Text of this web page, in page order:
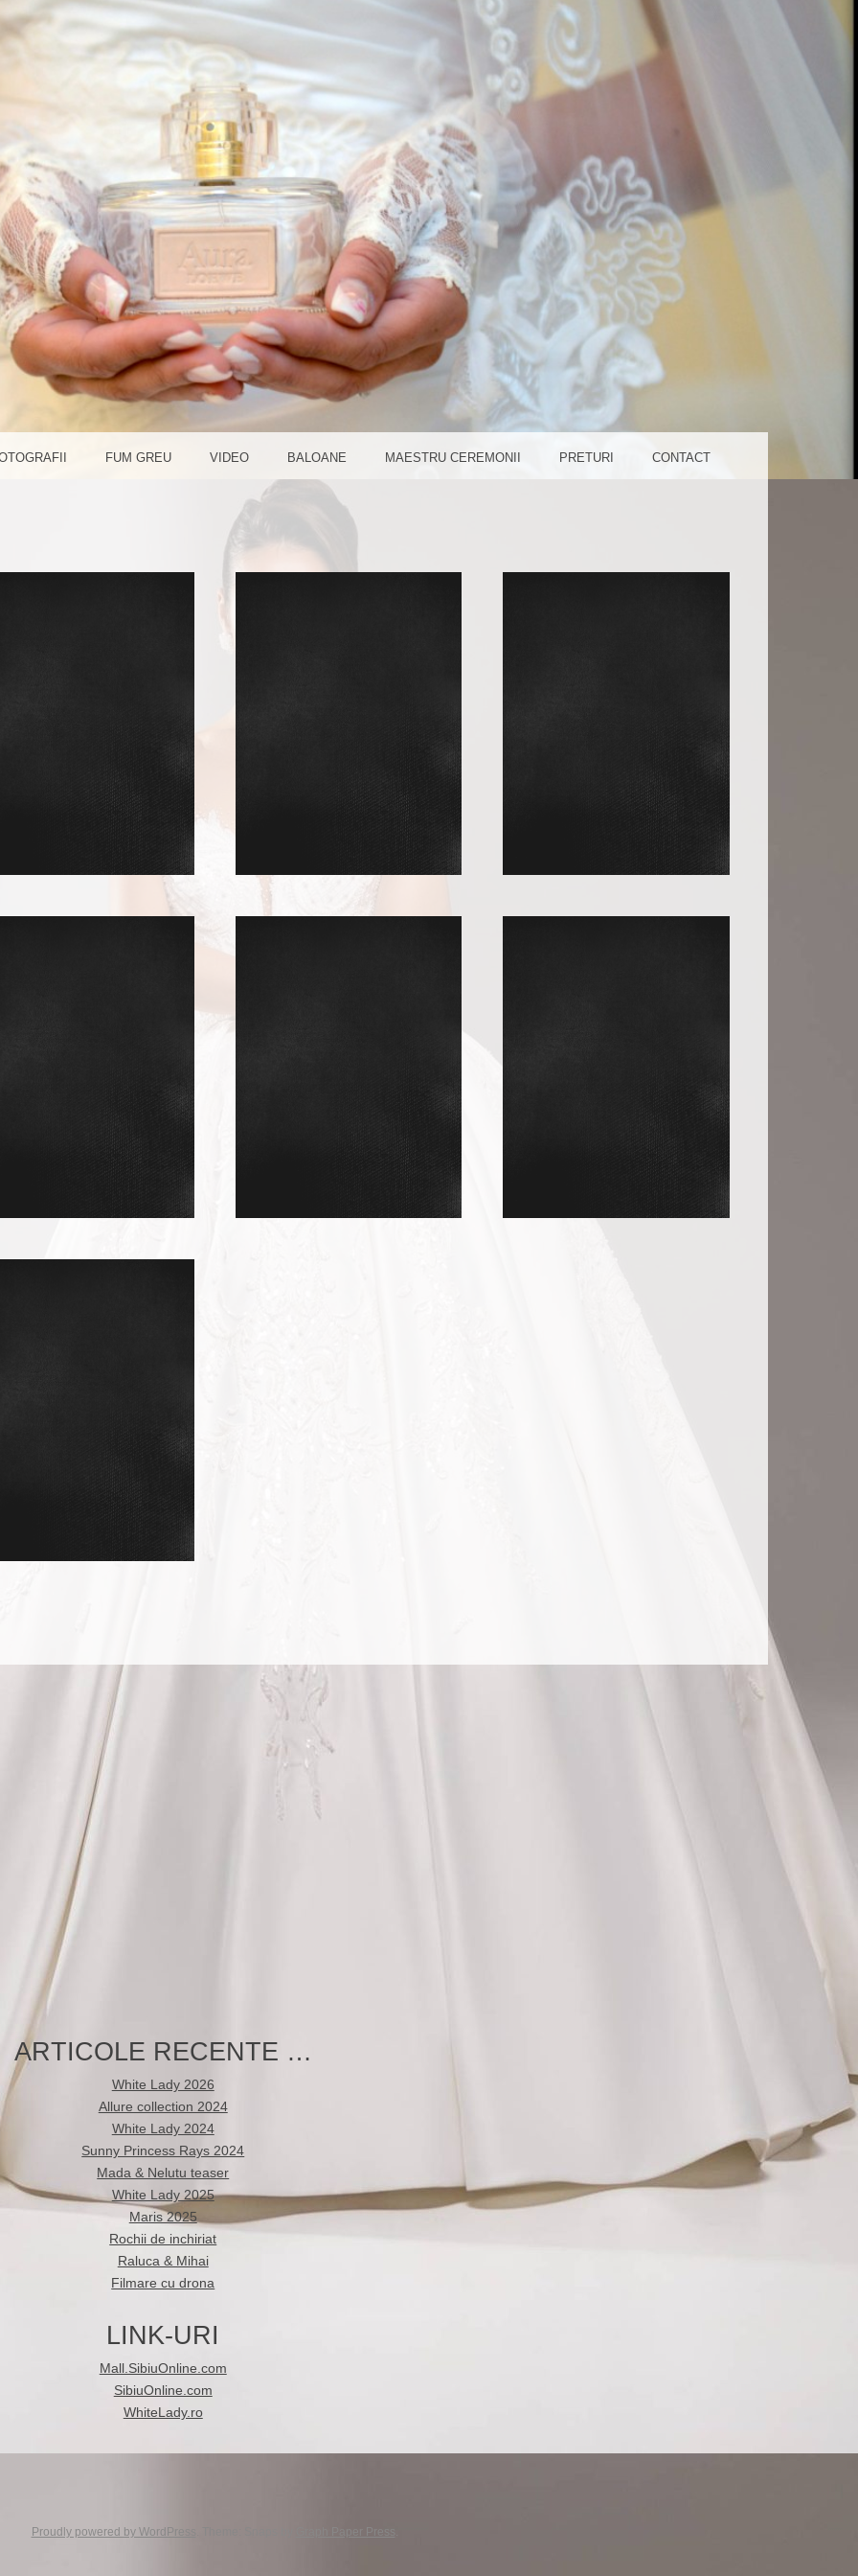
– TOTUL
NUNTA TA!
DE OCAZIE, MAESTRU DE CEREMONII, FILMARE NUNTA
FUM GREU, GHEATA CARBONICA, BALOANE CU HELIU,
AERIANA, SIBIU, FOTOGRAF, BOTEZ, MC,
FUM GREU VIDEO BALOANE MAESTRU CEREMONII PRETURI CONTACT
ARTICOLE RECENTE …
White Lady 2026
Allure collection 2024
White Lady 2024
Sunny Princess Rays 2024
Mada & Nelutu teaser
White Lady 2025
Maris 2025
Rochii de inchiriat
Raluca & Mihai
Filmare cu drona
LINK-URI
Mall.SibiuOnline.com
SibiuOnline.com
WhiteLady.ro
Proudly powered by WordPress